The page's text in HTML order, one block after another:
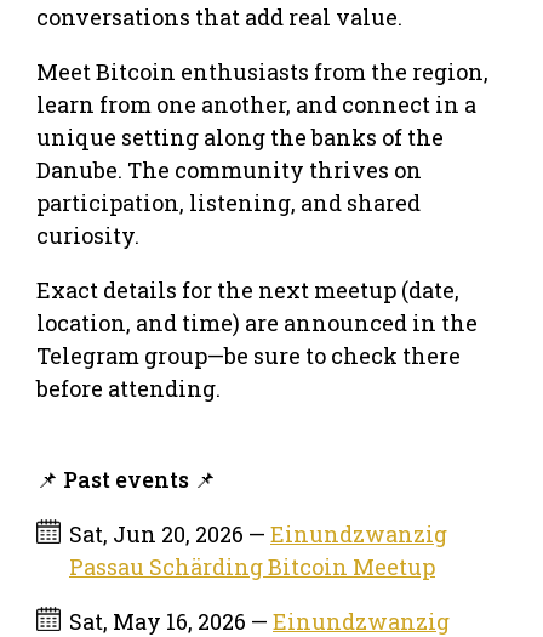
conversations that add real value.
Meet Bitcoin enthusiasts from the region,
learn from one another, and connect in a
unique setting along the banks of the
Danube. The community thrives on
participation, listening, and shared
curiosity.
Exact details for the next meetup (date,
location, and time) are announced in the
Telegram group—be sure to check there
before attending.
📌 Past events 📌
Sat, Jun 20, 2026 — Einundzwanzig
Passau Schärding Bitcoin Meetup
Sat, May 16, 2026 — Einundzwanzig